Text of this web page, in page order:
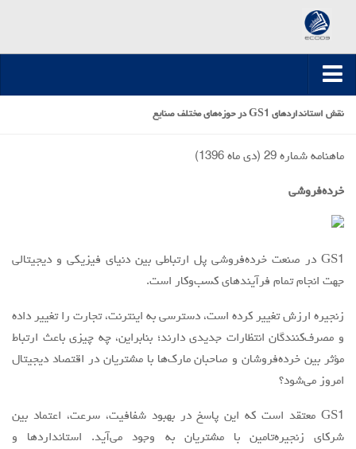
صفحه اصلی
مقالات سال 1395-1394
مقالات سال 1400
مقالات سال 1403
مقالات سال 1404
آرشیو
مرور
نقش استانداردهای GS1 در حوزه‌های مختلف صنایع
ماهنامه شماره 29 (دی ماه 1396)
خرده‌فروشی
GS1 در صنعت خرده‌فروشی پل ارتباطی بین دنیای فیزیکی و دیجیتالی
جهت انجام تمام فرآیندهای کسب‌وکار است.
زنجیره ارزش تغییر کرده است، دسترسی به اینترنت، تجارت را تغییر داده
و مصرف‌کنندگان انتظارات جدیدی دارند؛ بنابراین، چه چیزی باعث ارتباط
مؤثر بین خرده‌فروشان و صاحبان مارک‌ها با مشتریان در اقتصاد دیجیتال
امروز می‌شود؟
GS1 معتقد است که این پاسخ در بهبود شفافیت، سرعت، اعتماد بین
شرکای زنجیره‌تامین با مشتریان به وجود می‌آید. استانداردها و